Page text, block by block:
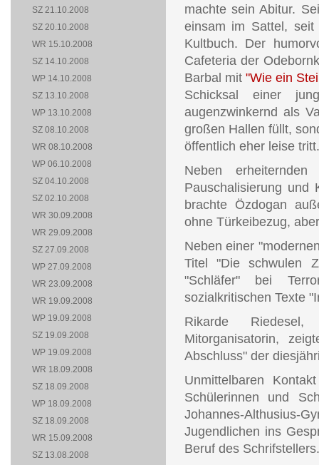
machte sein Abitur.
einsam im Sattel,
Kultbuch. Der
Cafeteria der
Barbal mit "Wie ein
Schicksal einer
augenzwinkernd als
großen Hallen füllt,
öffentlich eher leise tritt.
Neben
Pauschalisierung und
brachte Özdogan
ohne Türkeibezug,
Neben einer
Titel "Die schwulen
"Schläfer" bei
sozialkritischen Texte
Rikarde
Mitorganisatorin,
Abschluss" der
Unmittelbaren
Schülerinnen und
Johannes-
Jugendlichen ins
Beruf des Schrifstellers.
SZ 21.10.2008
SZ 20.10.2008
WR 15.10.2008
SZ 14.10.2008
WP 14.10.2008
SZ 13.10.2008
WP 13.10.2008
SZ 08.10.2008
WR 08.10.2008
WP 06.10.2008
SZ 04.10.2008
SZ 02.10.2008
WR 30.09.2008
WR 29.09.2008
SZ 27.09.2008
WP 27.09.2008
WR 23.09.2008
WR 19.09.2008
WP 19.09.2008
SZ 19.09.2008
WP 19.09.2008
WR 18.09.2008
SZ 18.09.2008
WP 18.09.2008
SZ 18.09.2008
WR 15.09.2008
SZ 13.08.2008